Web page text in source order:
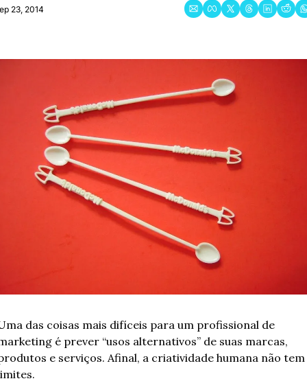
23, 2014
das coisas mais difíceis para um profissional de
é prever “usos alternativos” de suas marcas,
e serviços. Afinal, a criatividade humana não tem